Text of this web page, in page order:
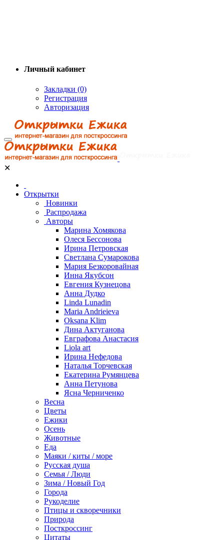
Личный кабинет
Закладки (0)
Регистрация
Авторизация
✕
Открытки
Новинки
Распродажа
Авторы
Марина Хомякова
Олеся Бессонова
Ирина Петровская
Светлана Сумарокова
Мария Безкоровайная
Инна Якубсон
Евгения Кузнецова
Анна Дудко
Linda Lunadin
Maria Andrieieva
Oksana Klim
Дина Актуганова
Евграфова Анастасия
Liola art
Ирина Нефедова
Наталья Торчевская
Екатерина Румянцева
Анна Петунова
Ясна Черниченко
Весна
Цветы
Ежики
Осень
Животные
Еда
Маяки / киты / море
Русская душа
Семья / Люди
Зима / Новый Год
Города
Рукоделие
Птицы и скворечники
Природа
Посткроссинг
Цитаты